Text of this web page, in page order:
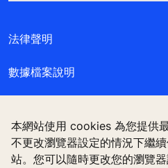
本網站使用 cookies 為您提供
不更改瀏覽器設定的情況下繼
站。您可以隨時更改您的瀏覽
法律聲明
數據檔案說明
管理 Cookie 偏好設定